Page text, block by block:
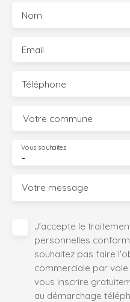
Nom
Email
Téléphone
Votre commune
-
Vous souhaitez
Votre message
J'accepte le
personnelles
souhaitez pas faire
commerciale par
vous inscrire
au démarchage